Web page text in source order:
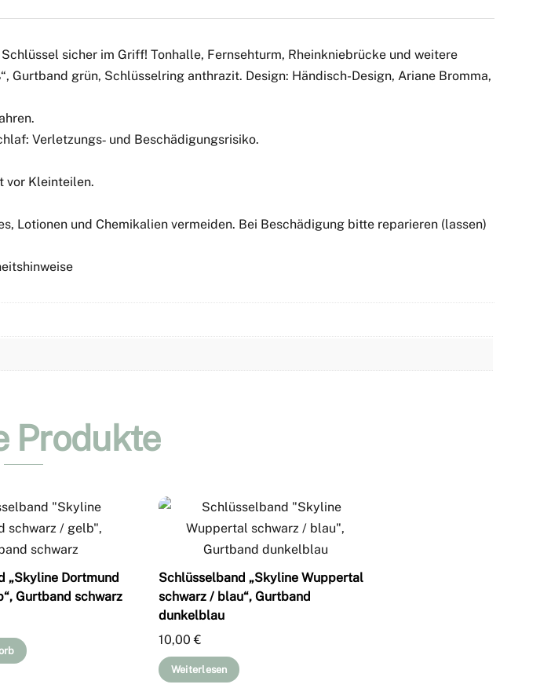
sicher im Griff! Tonhalle, Fernsehturm, Rheinkniebrücke und weitere
grün, Schlüsselring anthrazit. Design: Händisch-Design, Ariane Bromma,
Verletzungs‑ und Beschädigungsrisiko.
vor Kleinteilen.
Lotionen und Chemikalien vermeiden. Bei Beschädigung bitte reparieren (lassen)
Produkte
„Skyline Dortmund
Gurtband schwarz
Schlüsselband „Skyline Wuppertal
schwarz / blau“, Gurtband
dunkelblau
10,00€
Weiterlesen